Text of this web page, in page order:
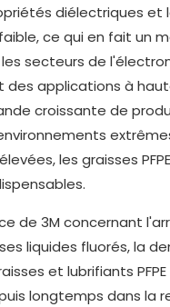
diélectriques et
ce qui en fait un
secteurs de
des applications à
croissante de
les graisses
de 3M concernant
liquides fluorés, la
et lubrifiants
longtemps dans la